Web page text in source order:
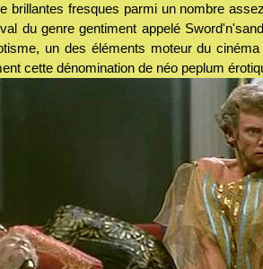
brillantes fresques parmi un nombre
du genre gentiment appelé
un des éléments moteur du
cette dénomination de néo peplum